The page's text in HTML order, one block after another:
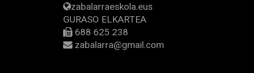
zabalarraeskola.eus
GURASO ELKARTEA
688 625 238
zabalarra@gmail.com